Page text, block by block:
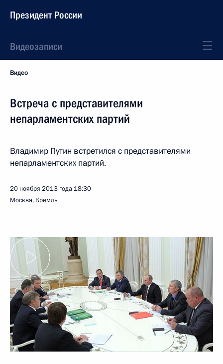
Президент России
Видеозаписи
Видео
Встреча с представителями
непарламентских партий
Владимир Путин встретился с представителями
непарламентских партий.
20 ноября 2013 года 18:30
Москва, Кремль